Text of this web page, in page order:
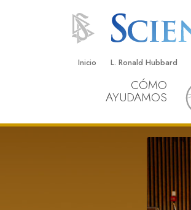
Inicio L. Ronald Hubbard
CÓMO
AYUDAMOS